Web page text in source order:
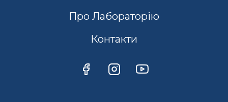
Про Лабораторію
Контакти